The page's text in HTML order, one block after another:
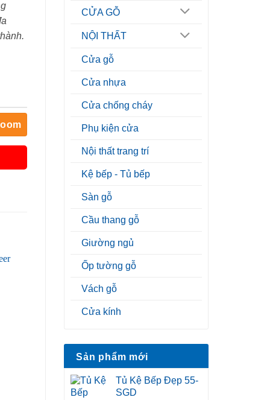
CỬA GỖ
NỘI THẤT
Cửa gỗ
Cửa nhựa
Cửa chống cháy
Phụ kiện cửa
Nội thất trang trí
Kệ bếp - Tủ bếp
Sàn gỗ
Cầu thang gỗ
Giường ngủ
Ốp tường gỗ
Vách gỗ
Cửa kính
Sản phẩm mới
Tủ Kệ Bếp Đẹp 55-
SGD